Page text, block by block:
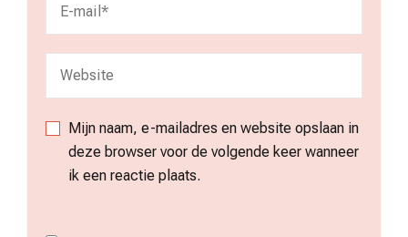
Mijn naam, e-mailadres en website opslaan in
deze browser voor de volgende keer wanneer
ik een reactie plaats.